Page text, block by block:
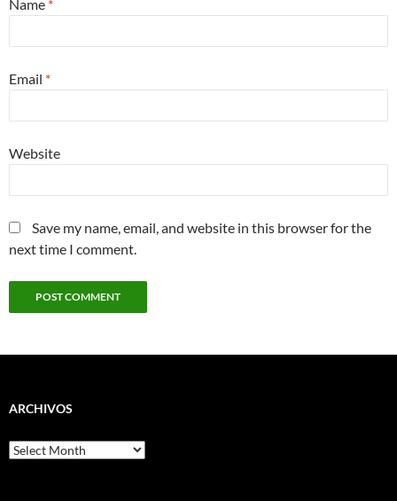
Name *
Email *
Website
Save my name, email, and website in this browser for the
next time I comment.
ARCHIVOS
Archivos